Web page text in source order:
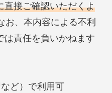
直接ご確認いただくよ
お、本内容による不利
は責任を負いかねます
）で利用可